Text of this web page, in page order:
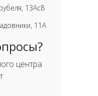
13Ас8
11А
центра